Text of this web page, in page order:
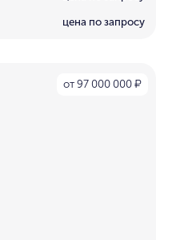
цена по запросу
от 97 000 000 ₽